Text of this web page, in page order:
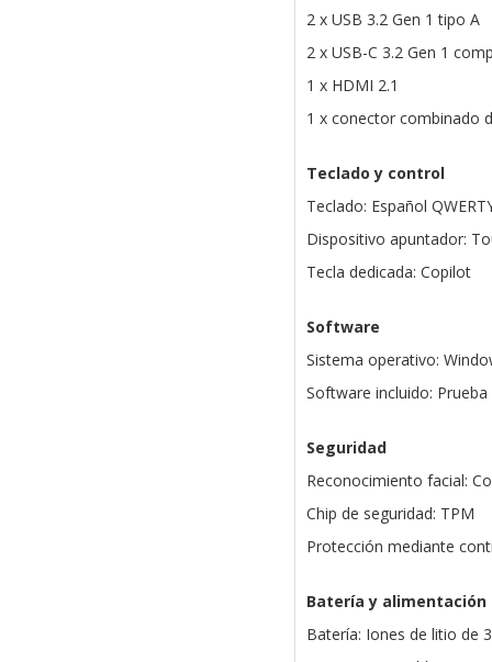
2 x USB 3.2 Gen 1 tipo A
2 x USB-C 3.2 Gen 1
1 x HDMI 2.1
1 x conector combinado
Teclado y control
Teclado: Español
Dispositivo apuntador:
Tecla dedicada: Copilot
Software
Sistema operativo:
Software incluido:
Seguridad
Reconocimiento facial:
Chip de seguridad: TPM
Protección mediante
Batería y alimentación
Batería: Iones de litio de